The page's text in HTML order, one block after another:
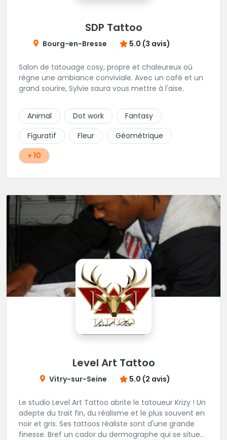
SDP Tattoo
Bourg-en-Bresse 5.0 (3 avis)
Salon de tatouage cosy, propre et chaleureux où
règne une ambiance conviviale. Avec un café et un
grand sourire, Sylvie saura vous mettre à l'aise.
Animal Dot work
Fantasy
Figuratif
Fleur
Géométrique
+ 10
Level Art Tattoo
Vitry-sur-Seine 5.0 (2 avis)
Le studio Level Art Tattoo abrite le tatoueur Krizy ! Un
adepte du trait fin, du réalisme et le plus souvent en
noir et gris. Ses tattoos réaliste sont d'une grande
finesse. Bref un cador du dermographe qui se situe